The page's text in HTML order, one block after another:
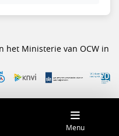
Menu
het Ministerie van OCW in